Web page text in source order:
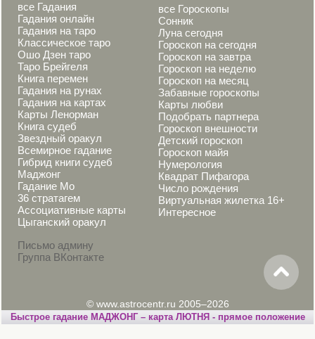
все Гадания
Гадания онлайн
Гадания на таро
Классическое таро
Ошо Дзен таро
Таро Брейгеля
Книга перемен
Гадания на рунах
Гадания на картах
Карты Ленорман
Книга судеб
Звездный оракул
Всемирное гадание
Гибрид книги судеб
Маджонг
Гадание Мо
36 стратагем
Ассоциативные карты
Цыганский оракул
Письмо админу
Группа ВКонтакте
все Гороскопы
Сонник
Луна сегодня
Гороскоп на сегодня
Гороскоп на завтра
Гороскоп на неделю
Гороскоп на месяц
Забавные гороскопы
Карты любви
Подобрать партнера
Гороскоп внешности
Детский гороскоп
Гороскоп майя
Нумерология
Квадрат Пифагора
Число рождения
Виртуальная жилетка 16+
Интересное
© www.astrocentr.ru 2005–2026
Быстрое гадание МАДЖОНГ – карта ЛЮТНЯ - прямое положение